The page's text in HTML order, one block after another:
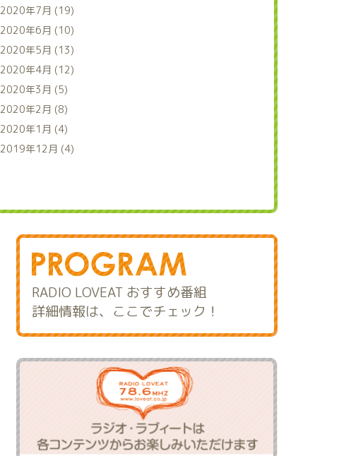
2020年7月 (19)
2020年6月 (10)
2020年5月 (13)
2020年4月 (12)
2020年3月 (5)
2020年2月 (8)
2020年1月 (4)
2019年12月 (4)
RADIO LOVEAT おすすめ番組
詳細情報は、ここでチェック！